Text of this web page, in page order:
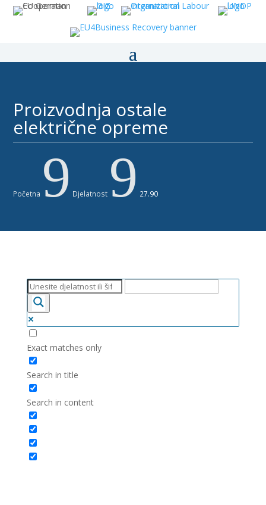
Proizvodnja ostale
električne opreme​
Početna 9 Djelatnost 9 27.90
Exact matches only
Search in title
Search in content